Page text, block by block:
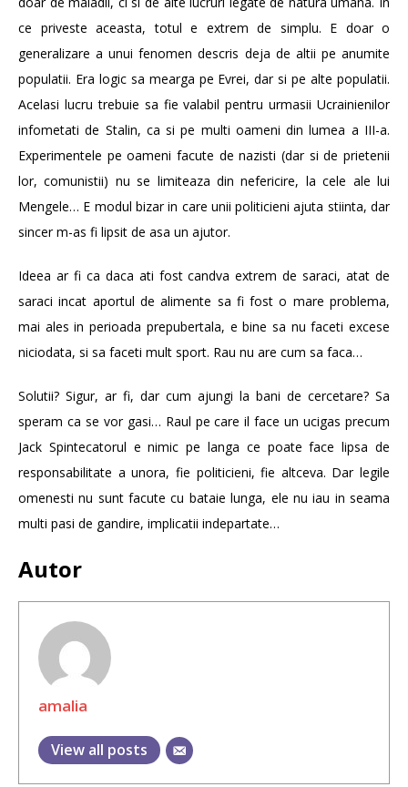
ce priveste aceasta, totul e extrem de simplu. E doar o
generalizare a unui fenomen descris deja de altii pe anumite
populatii. Era logic sa mearga pe Evrei, dar si pe alte populatii.
Acelasi lucru trebuie sa fie valabil pentru urmasii Ucrainienilor
infometati de Stalin, ca si pe multi oameni din lumea a III-a.
Experimentele pe oameni facute de nazisti (dar si de prietenii
lor, comunistii) nu se limiteaza din nefericire, la cele ale lui
Mengele… E modul bizar in care unii politicieni ajuta stiinta, dar
sincer m-as fi lipsit de asa un ajutor.
Ideea ar fi ca daca ati fost candva extrem de saraci, atat de
saraci incat aportul de alimente sa fi fost o mare problema,
mai ales in perioada prepubertala, e bine sa nu faceti excese
niciodata, si sa faceti mult sport. Rau nu are cum sa faca…
Solutii? Sigur, ar fi, dar cum ajungi la bani de cercetare? Sa
speram ca se vor gasi… Raul pe care il face un ucigas precum
Jack Spintecatorul e nimic pe langa ce poate face lipsa de
responsabilitate a unora, fie politicieni, fie altceva. Dar legile
omenesti nu sunt facute cu bataie lunga, ele nu iau in seama
multi pasi de gandire, implicatii indepartate…
Autor
amalia
View all posts